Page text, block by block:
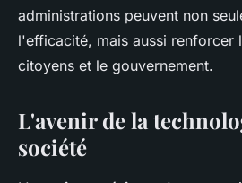
administrations peuvent non
l'efficacité, mais aussi renforcer
citoyens et le gouvernement.
L'avenir de la
société